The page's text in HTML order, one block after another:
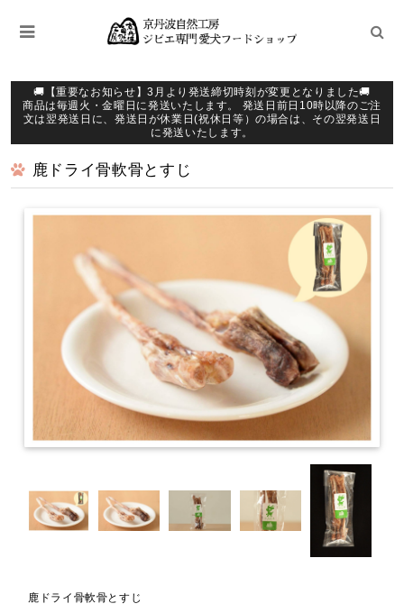
🚚【重要なお知らせ】3月より発送締切時刻が変更となりました🚚
商品は毎週火・金曜日に発送いたします。 発送日前日10時以降のご注
文は翌発送日に、発送日が休業日(祝休日等）の場合は、その翌発送日
に発送いたします。
鹿ドライ骨軟骨とすじ
鹿ドライ骨軟骨とすじ